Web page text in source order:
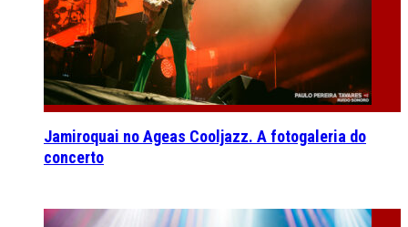
Jamiroquai no Ageas Cooljazz. A fotogaleria do
concerto